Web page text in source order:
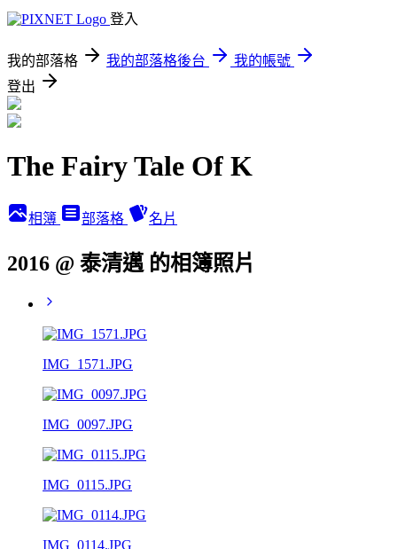
登入
我的部落格 我的部落格後台
我的帳號
登出
The Fairy Tale Of K
相簿 部落格 名片
2016 @ 泰清邁 的相簿照片
IMG_1571.JPG
IMG_0097.JPG
IMG_0115.JPG
IMG_0114.JPG